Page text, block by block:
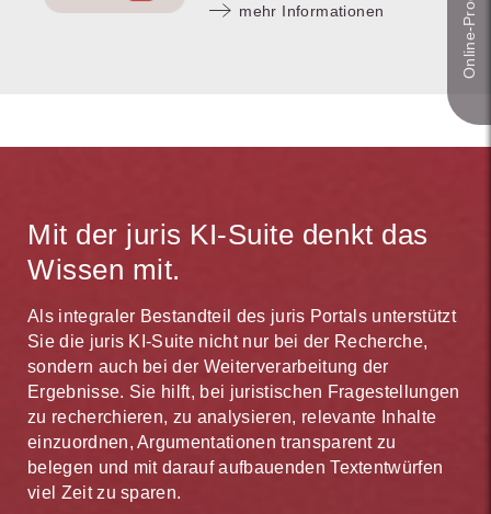
mehr Informationen
Mit der juris KI-Suite denkt das
Wissen mit.
Als integraler Bestandteil des juris Portals unterstützt
Sie die juris KI-Suite nicht nur bei der Recherche,
sondern auch bei der Weiterverarbeitung der
Ergebnisse. Sie hilft, bei juristischen Fragestellungen
zu recherchieren, zu analysieren, relevante Inhalte
einzuordnen, Argumentationen transparent zu
belegen und mit darauf aufbauenden Textentwürfen
viel Zeit zu sparen.